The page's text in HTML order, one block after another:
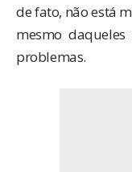
de fato, não está
mesmo
problemas.